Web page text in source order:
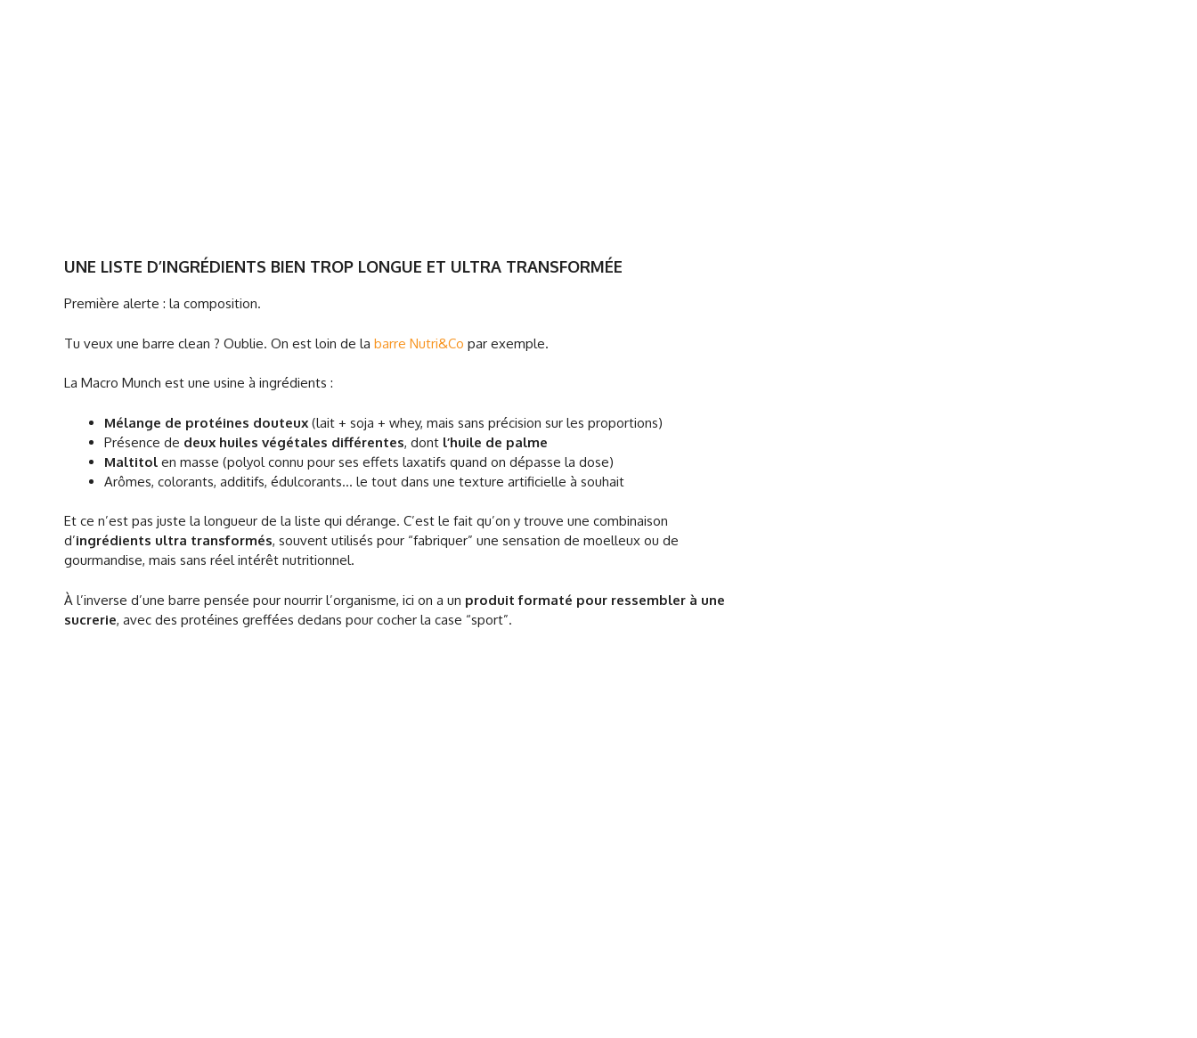
UNE LISTE D’INGRÉDIENTS BIEN TROP LONGUE ET ULTRA TRANSFORMÉE
Première alerte : la composition.
Tu veux une barre clean ? Oublie. On est loin de la barre Nutri&Co par exemple.
La Macro Munch est une usine à ingrédients :
Mélange de protéines douteux (lait + soja + whey, mais sans précision sur les proportions)
Présence de deux huiles végétales différentes, dont l’huile de palme
Maltitol en masse (polyol connu pour ses effets laxatifs quand on dépasse la dose)
Arômes, colorants, additifs, édulcorants… le tout dans une texture artificielle à souhait
Et ce n’est pas juste la longueur de la liste qui dérange. C’est le fait qu’on y trouve une combinaison
d’ingrédients ultra transformés, souvent utilisés pour “fabriquer” une sensation de moelleux ou de
gourmandise, mais sans réel intérêt nutritionnel.
À l’inverse d’une barre pensée pour nourrir l’organisme, ici on a un produit formaté pour ressembler à une
sucrerie, avec des protéines greffées dedans pour cocher la case “sport”.